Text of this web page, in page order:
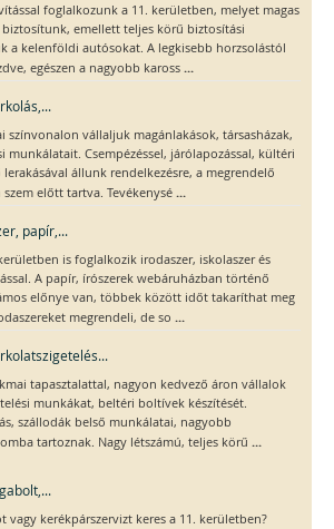
foglalkozunk a 11. kerületben, melyet magas
emellett teljes körű biztosítási
a kelenföldi autósokat. A legkisebb horzsolástól
egészen a nagyobb kaross ...
színvonalon vállaljuk magánlakások, társasházak,
munkálatait. Csempézéssel, járólapozással, kültéri
lerakásával állunk rendelkezésre, a megrendelő
előtt tartva. Tevékenysé ...
papír,...
is foglalkozik irodaszer, iskolaszer és
A papír, írószerek webáruházban történő
előnye van, többek között időt takaríthat meg
megrendeli, de so ...
tapasztalattal, nagyon kedvező áron vállalok
munkákat, beltéri boltívek készítését.
szállodák belső munkálatai, nagyobb
tartoznak. Nagy létszámú, teljes körű ...
vagy kerékpárszervizt keres a 11. kerületben?